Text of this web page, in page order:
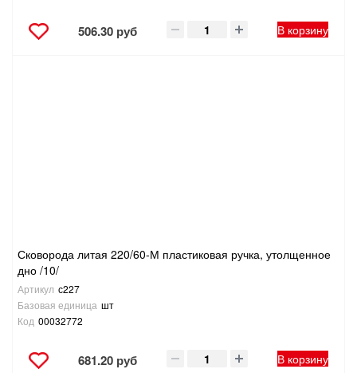
506.30 руб В корзину
Сковорода литая 220/60-М пластиковая ручка, утолщенное
дно /10/
Артикул с227
Базовая единица шт
Код 00032772
681.20 руб В корзину